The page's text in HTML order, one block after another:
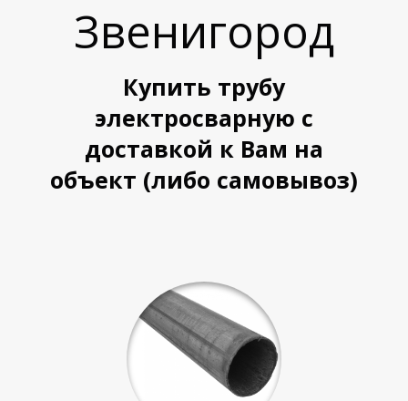
Б
Звенигород
Купить трубу
электросварную с
доставкой к Вам на
объект (либо самовывоз)
У